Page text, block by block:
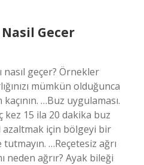
Nasil Gecer
nasıl geçer? Örnekler
mümkün olduğunca
…Buz uygulaması.
kez 15 ila 20 dakika buz
azaltmak için bölgeyi bir
…Reçetesiz ağrı
neden ağrır? Ayak bileği